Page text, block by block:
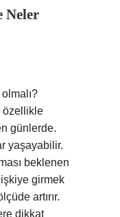
Neler
özellikle
günlerde.
yaşayabilir.
beklenen
girmek
artırır.
dikkat